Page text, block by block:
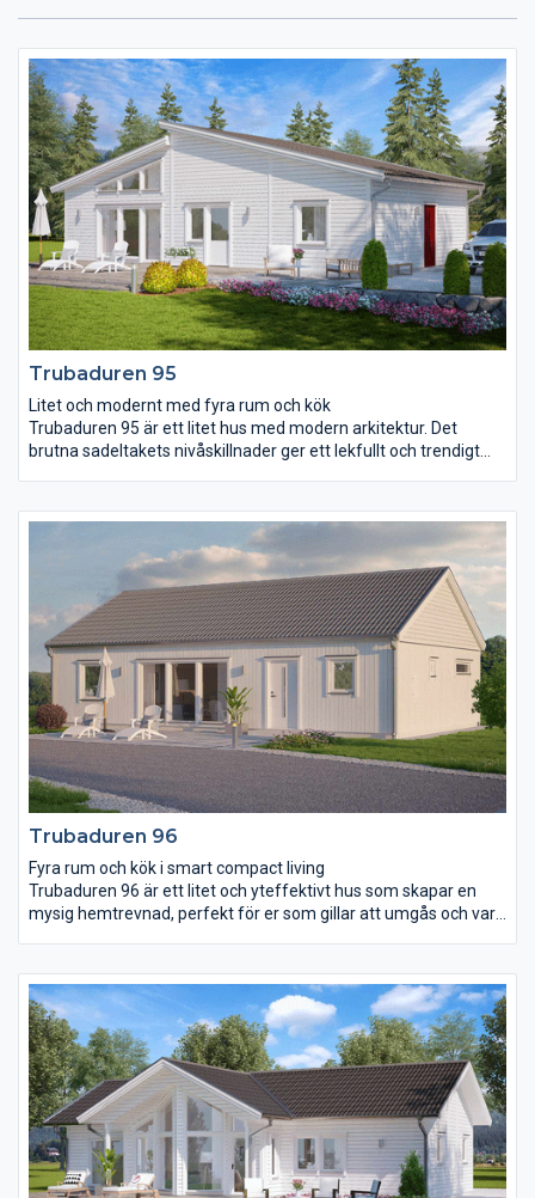
Trubaduren 95
Litet och modernt med fyra rum och kök
Trubaduren 95 är ett litet hus med modern arkitektur. Det
brutna sadeltakets nivåskillnader ger ett lekfullt och trendigt
och frys som också bildar en användbar vägg att till exempel
placera braskaminen eller tv- och mediecenter på.
Vardagsrummet kännetecknas av det höga snedtaket och de
höga taklinjeformade fönstren. Tre rymliga sovrum ligger
samlade i ena delen av huset och det större av dem har en
egen utgång till trädgården.
Trubaduren 96
Fyra rum och kök i smart compact living
Trubaduren 96 är ett litet och yteffektivt hus som skapar en
mysig hemtrevnad, perfekt för er som gillar att umgås och vara
sidor av huset skapar en härlig atmosfär. Sovrummen ligger väl
avskilda för att ge möjlighet till ostörd återhämtning. I
anslutning till barnens sovrum finns ett eget litet wc medan det
större badrummet ligger i anslutning till föräldrarnas sovrum.